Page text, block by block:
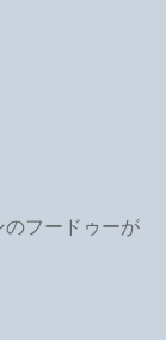
のフードゥーが